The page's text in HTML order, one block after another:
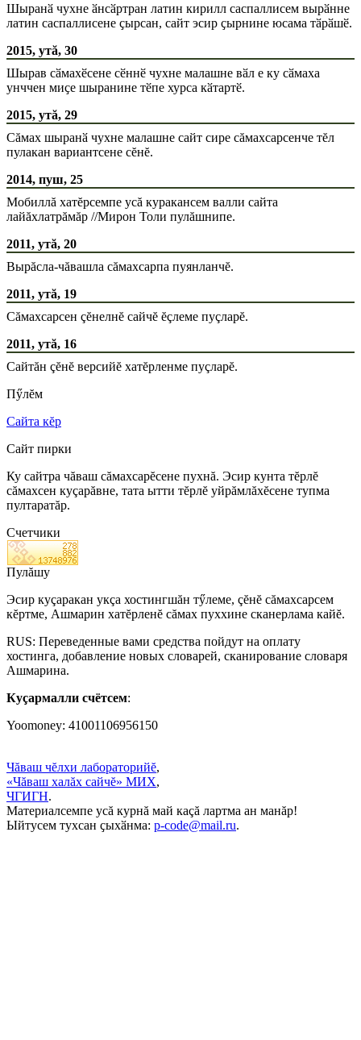
Шыранӑ чухне ӑнсӑртран латин кирилл саспаллисем вырӑнне
латин саспаллисене ҫырсан, сайт эсир ҫырнине юсама тӑрӑшӗ.
2015, утă, 30
Шырав сӑмахӗсене сӗннӗ чухне малашне вӑл е ку сӑмаха
унччен миҫе шыранине тӗпе хурса кӑтартӗ.
2015, утă, 29
Сăмах шыранӑ чухне малашне сайт сире сăмахсарсенче тĕл
пулакан вариантсене сĕнĕ.
2014, пуш, 25
Мобиллă хатĕрсемпе усă куракансем валли сайта
лайăхлатрăмăр //Мирон Толи пулăшнипе.
2011, утă, 20
Вырăсла-чăвашла сăмахсарпа пуянланчĕ.
2011, утă, 19
Сăмахсарсен çĕнелнĕ сайчĕ ĕçлеме пуçларĕ.
2011, утă, 16
Сайтăн çĕнĕ версийĕ хатĕрленме пуçларĕ.
Пӳлĕм
Сайта кĕр
Сайт пирки
Ку сайтра чăваш сăмахсарĕсене пухнă. Эсир кунта тĕрлĕ
сăмахсен куçарăвне, тата ытти тĕрлĕ уйрăмлăхĕсене тупма
пултаратăр.
Счетчики
Пулăшу
Эсир куçаракан укçа хостингшăн тӳлеме, çĕнĕ сăмахсарсем
кĕртме, Ашмарин хатĕрленĕ сăмах пуххине сканерлама кайĕ.
RUS: Переведенные вами средства пойдут на оплату
хостинга, добавление новых словарей, сканирование словаря
Ашмарина.
Куçармалли счётсем:
Yoomoney: 41001106956150
Чăваш чĕлхи лабораторийĕ,
«Чăваш халăх сайчĕ» МИХ,
ЧГИГН.
Материалсемпе усă курнă май каçă лартма ан манăр!
Ыйтусем тухсан ҫыхӑнма: p-code@mail.ru.